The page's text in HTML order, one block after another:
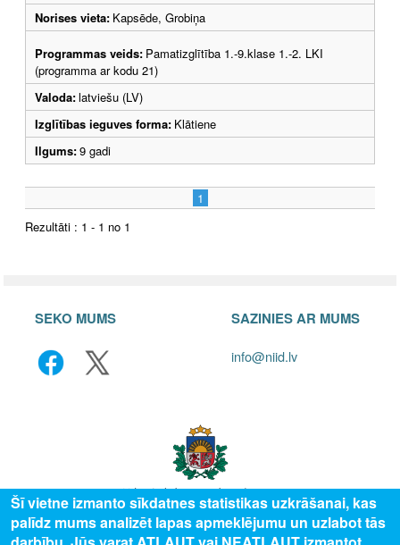
Norises vieta: Kapsēde, Grobiņa
Programmas veids: Pamatizglītība 1.-9.klase 1.-2. LKI
(programma ar kodu 21)
Valoda:latviešu (LV)
Izglītības ieguves forma: Klātiene
Ilgums:9 gadi
1
Rezultāti : 1 - 1 no 1
SEKO MUMS SAZINIES AR MUMS
info@niid.lv
© 2025 Valsts izglītības attīstības aģentūra, publicētā satura visas tiesības
Šī vietne izmanto sīkdatnes statistikas uzkrāšanai, kas
palīdz mums analizēt lapas apmeklējumu un uzlabot tās